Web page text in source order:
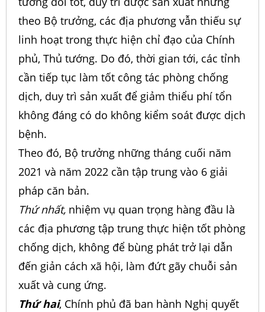
theo Bộ trưởng, các địa phương vẫn thiếu sự
linh hoạt trong thực hiện chỉ đạo của Chính
phủ, Thủ tướng. Do đó, thời gian tới, các tỉnh
cần tiếp tục làm tốt công tác phòng chống
dịch, duy trì sản xuất để giảm thiểu phí tổn
không đáng có do không kiểm soát được dịch
bệnh.
Theo đó, Bộ trưởng những tháng cuối năm
2021 và năm 2022 cần tập trung vào 6 giải
pháp căn bản.
Thứ nhất, nhiệm vụ quan trọng hàng đầu là
các địa phương tập trung thực hiện tốt phòng
chống dịch, không để bùng phát trở lại dẫn
đến giản cách xã hội, làm đứt gãy chuỗi sản
xuất và cung ứng.
Thứ hai, Chính phủ đã ban hành Nghị quyết